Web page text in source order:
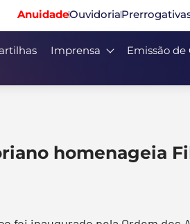
AnuidadeOuvidoria
Imprensa Emissão de
homenageia